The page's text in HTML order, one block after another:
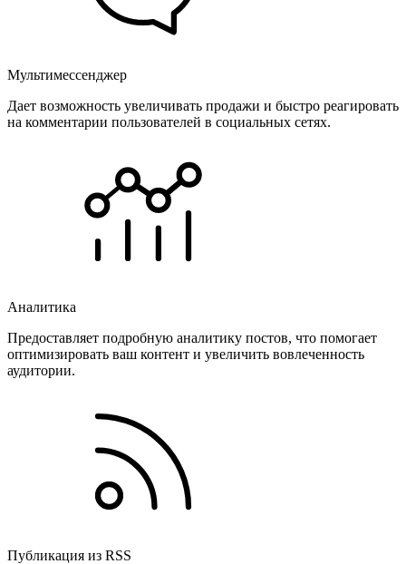
Мультимессенджер
Дает возможность увеличивать продажи и быстро реагировать
на комментарии пользователей в социальных сетях.
Аналитика
Предоставляет подробную аналитику постов, что помогает
оптимизировать ваш контент и увеличить вовлеченность
аудитории.
Публикация из RSS